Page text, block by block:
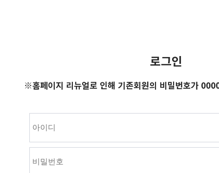
로그인
※홈페이지 리뉴얼로 인해 기존회원의 비밀번호가